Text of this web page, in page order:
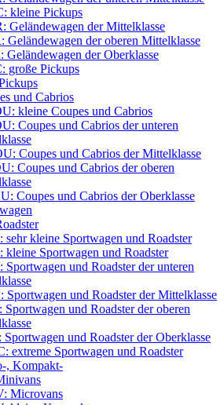
kleine Pickups
Geländewagen der Mittelklasse
Geländewagen der oberen Mittelklasse
Geländewagen der Oberklasse
große Pickups
und Cabrios
kleine Coupes und Cabrios
Coupes und Cabrios der unteren
Coupes und Cabrios der Mittelklasse
Coupes und Cabrios der oberen
Coupes und Cabrios der Oberklasse
sehr kleine Sportwagen und Roadster
kleine Sportwagen und Roadster
Sportwagen und Roadster der unteren
Sportwagen und Roadster der Mittelklasse
Sportwagen und Roadster der oberen
Sportwagen und Roadster der Oberklasse
extreme Sportwagen und Roadster
, Kompakt-
Microvans